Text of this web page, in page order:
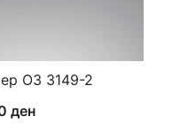
ОЗ 3149-2
ден